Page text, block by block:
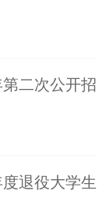
二次公开招
退役大学生